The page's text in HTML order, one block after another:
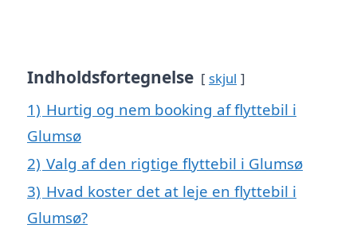
Indholdsfortegnelse skjul
1) Hurtig og nem booking af flyttebil i
Glumsø
2) Valg af den rigtige flyttebil i Glumsø
3) Hvad koster det at leje en flyttebil i
Glumsø?